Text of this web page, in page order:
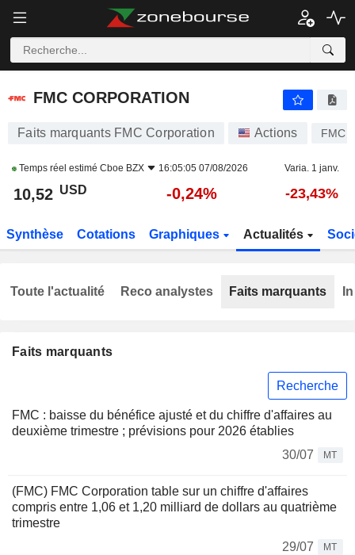
FMC CORPORATION
FMC CORPORATION
Faits marquants FMC Corporation Actions FMC
Temps réel estimé Cboe BZX 16:05:05 07/08/2026 Varia. 1 janv.
10,52 USD -0,24% -23,43%
Synthèse Cotations Graphiques Actualités
Faits marquants
Recherche
FMC : baisse du bénéfice ajusté et du chiffre d'affaires au
deuxième trimestre ; prévisions pour 2026 établies
30/07
MT
(FMC) FMC Corporation table sur un chiffre d'affaires
compris entre 1,06 et 1,20 milliard de dollars au quatrième
trimestre
29/07
MT
Toute l'actualité Reco analystes Faits marquants